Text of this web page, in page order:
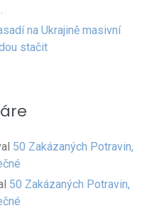
na Ukrajině masivní
stačit
50 Zakázaných Potravin,
50 Zakázaných Potravin,